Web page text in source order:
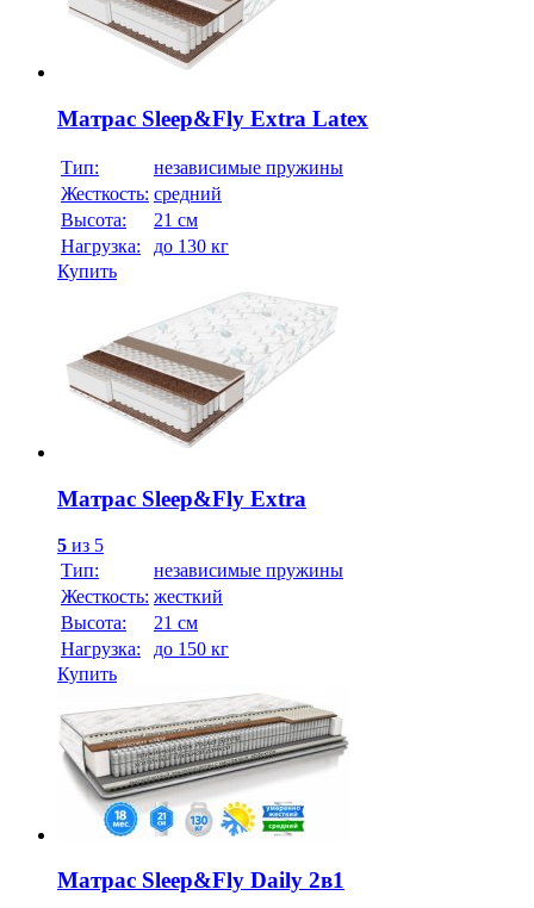
Матрас Sleep&Fly Extra Latex
Тип:
независимые пружины
Жесткость: средний
Высотa:
21 см
Нагрузка:
до 130 кг
Купить
Матрас Sleep&Fly Extra
5 из 5
Тип:
независимые пружины
Жесткость: жесткий
Высотa:
21 см
Нагрузка:
до 150 кг
Купить
Матрас Sleep&Fly Daily 2в1